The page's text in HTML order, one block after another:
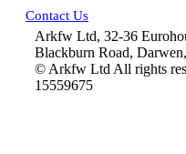
Contact Us
Arkfw Ltd, 32-36
Blackburn Road,
© Arkfw Ltd All rights
15559675